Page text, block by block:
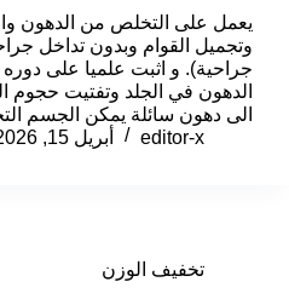
يعمل على التخلص من الدهون
وتجميل القوام وبدون تداخل
جراحية). و اثبت علميا على دوره
الدهون في الجلد وتفتيت حجوم
الى دهون سائلة يمكن الجسم
editor-x
أبريل 15, 2026
تخفيف الوزن